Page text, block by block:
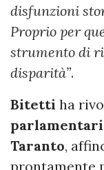
disfunzioni
Proprio per
strumento di
disparità”.
Bitetti ha
Taranto,
prontamente